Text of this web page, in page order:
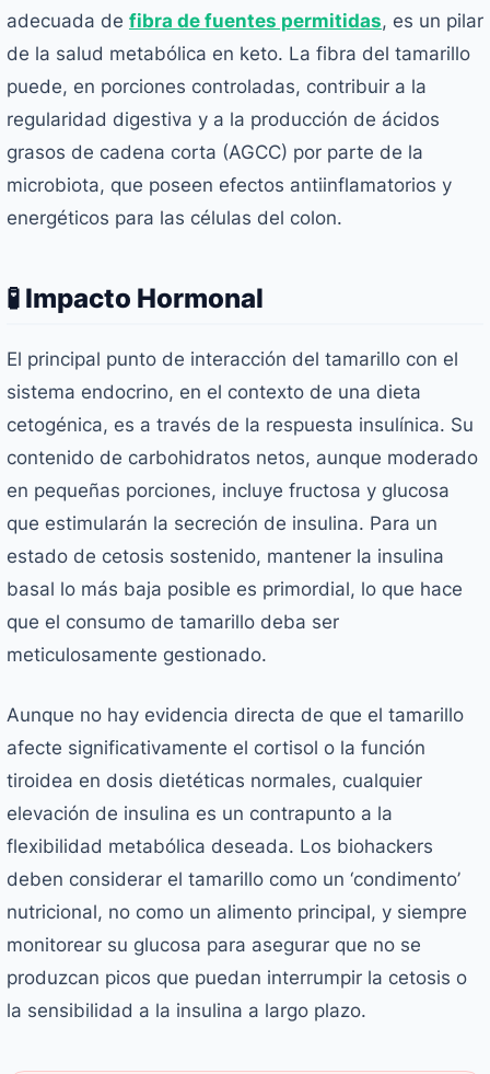
adecuada de fibra de fuentes permitidas, es un pilar
de la salud metabólica en keto. La fibra del tamarillo
puede, en porciones controladas, contribuir a la
regularidad digestiva y a la producción de ácidos
grasos de cadena corta (AGCC) por parte de la
microbiota, que poseen efectos antiinflamatorios y
energéticos para las células del colon.
🧪 Impacto Hormonal
El principal punto de interacción del tamarillo con el
sistema endocrino, en el contexto de una dieta
cetogénica, es a través de la respuesta insulínica. Su
contenido de carbohidratos netos, aunque moderado
en pequeñas porciones, incluye fructosa y glucosa
que estimularán la secreción de insulina. Para un
estado de cetosis sostenido, mantener la insulina
basal lo más baja posible es primordial, lo que hace
que el consumo de tamarillo deba ser
meticulosamente gestionado.
Aunque no hay evidencia directa de que el tamarillo
afecte significativamente el cortisol o la función
tiroidea en dosis dietéticas normales, cualquier
elevación de insulina es un contrapunto a la
flexibilidad metabólica deseada. Los biohackers
deben considerar el tamarillo como un ‘condimento’
nutricional, no como un alimento principal, y siempre
monitorear su glucosa para asegurar que no se
produzcan picos que puedan interrumpir la cetosis o
la sensibilidad a la insulina a largo plazo.